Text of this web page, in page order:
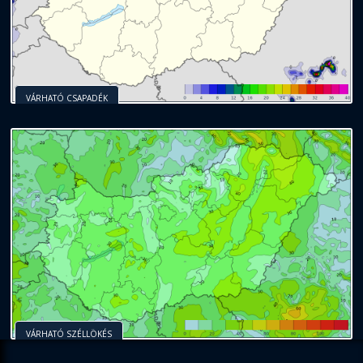
VÁRHATÓ CSAPADÉK
VÁRHATÓ SZÉLLÖKÉS